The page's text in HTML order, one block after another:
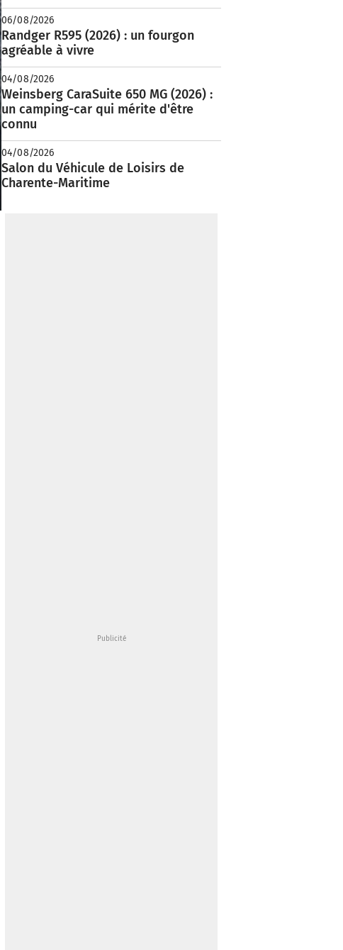
06/08/2026
Randger R595 (2026) : un fourgon
agréable à vivre
04/08/2026
Weinsberg CaraSuite 650 MG (2026) :
un camping-car qui mérite d'être
connu
04/08/2026
Salon du Véhicule de Loisirs de
Charente-Maritime